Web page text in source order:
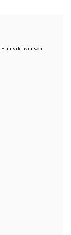
+frais de livraison